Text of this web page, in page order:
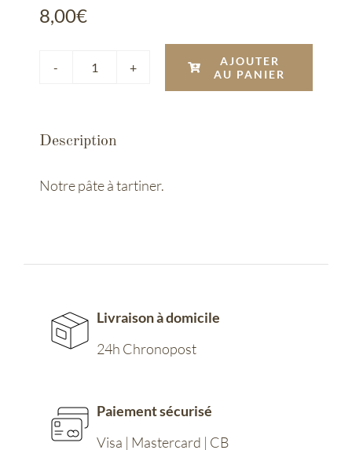
8,00€
quantité
tartine
AJOUTER
AU PANIER
Description
Notre pâte à tartiner.
Livraison à domicile
24h Chronopost
Paiement sécurisé
Visa | Mastercard | CB